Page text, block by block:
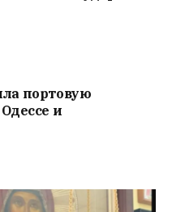
портовую
и